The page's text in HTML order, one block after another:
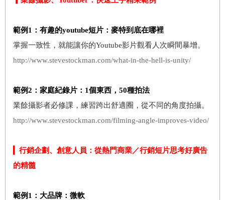
範例1 ：有趣的youtube短片：麥特到底在哪裡
掌握一致性，就能讓你的Youtube影片觀看人次瞬間暴增。
http://www.stevestockman.com/what-in-the-hell-is-unity/
範例2 ：家庭紀錄片： 1個東西， 50種拍法
業餘攝影者必修課，練習跨出舒適圈，從不同的角度拍攝。
http://www.stevestockman.com/filming-angle-improves-video/
行銷企劃 、創意人員 ：從熱門商業／行銷短片思考好廣告
的精髓
範例1 ：大品牌：微軟